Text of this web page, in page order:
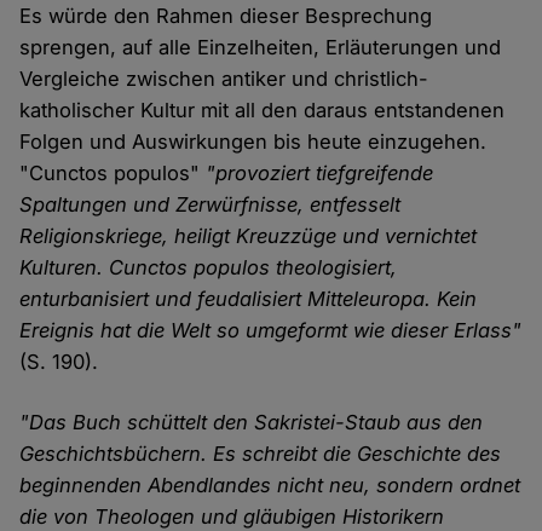
Es würde den Rahmen dieser Besprechung
sprengen, auf alle Einzelheiten, Erläuterungen und
Vergleiche zwischen antiker und christlich-
katholischer Kultur mit all den daraus entstandenen
Folgen und Auswirkungen bis heute einzugehen.
"Cunctos populos" "provoziert tiefgreifende
Spaltungen und Zerwürfnisse, entfesselt
Religionskriege, heiligt Kreuzzüge und vernichtet
Kulturen. Cunctos populos theologisiert,
enturbanisiert und feudalisiert Mitteleuropa. Kein
Ereignis hat die Welt so umgeformt wie dieser Erlass"
(S. 190).
"Das Buch schüttelt den Sakristei-Staub aus den
Geschichtsbüchern. Es schreibt die Geschichte des
beginnenden Abendlandes nicht neu, sondern ordnet
die von Theologen und gläubigen Historikern